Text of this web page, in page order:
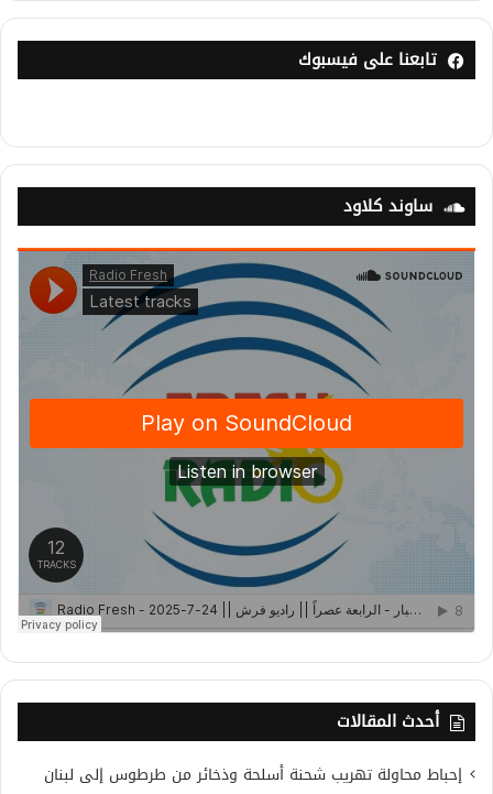
تابعنا على فيسبوك
ساوند كلاود
أحدث المقالات
إحباط محاولة تهريب شحنة أسلحة وذخائر من طرطوس إلى لبنان